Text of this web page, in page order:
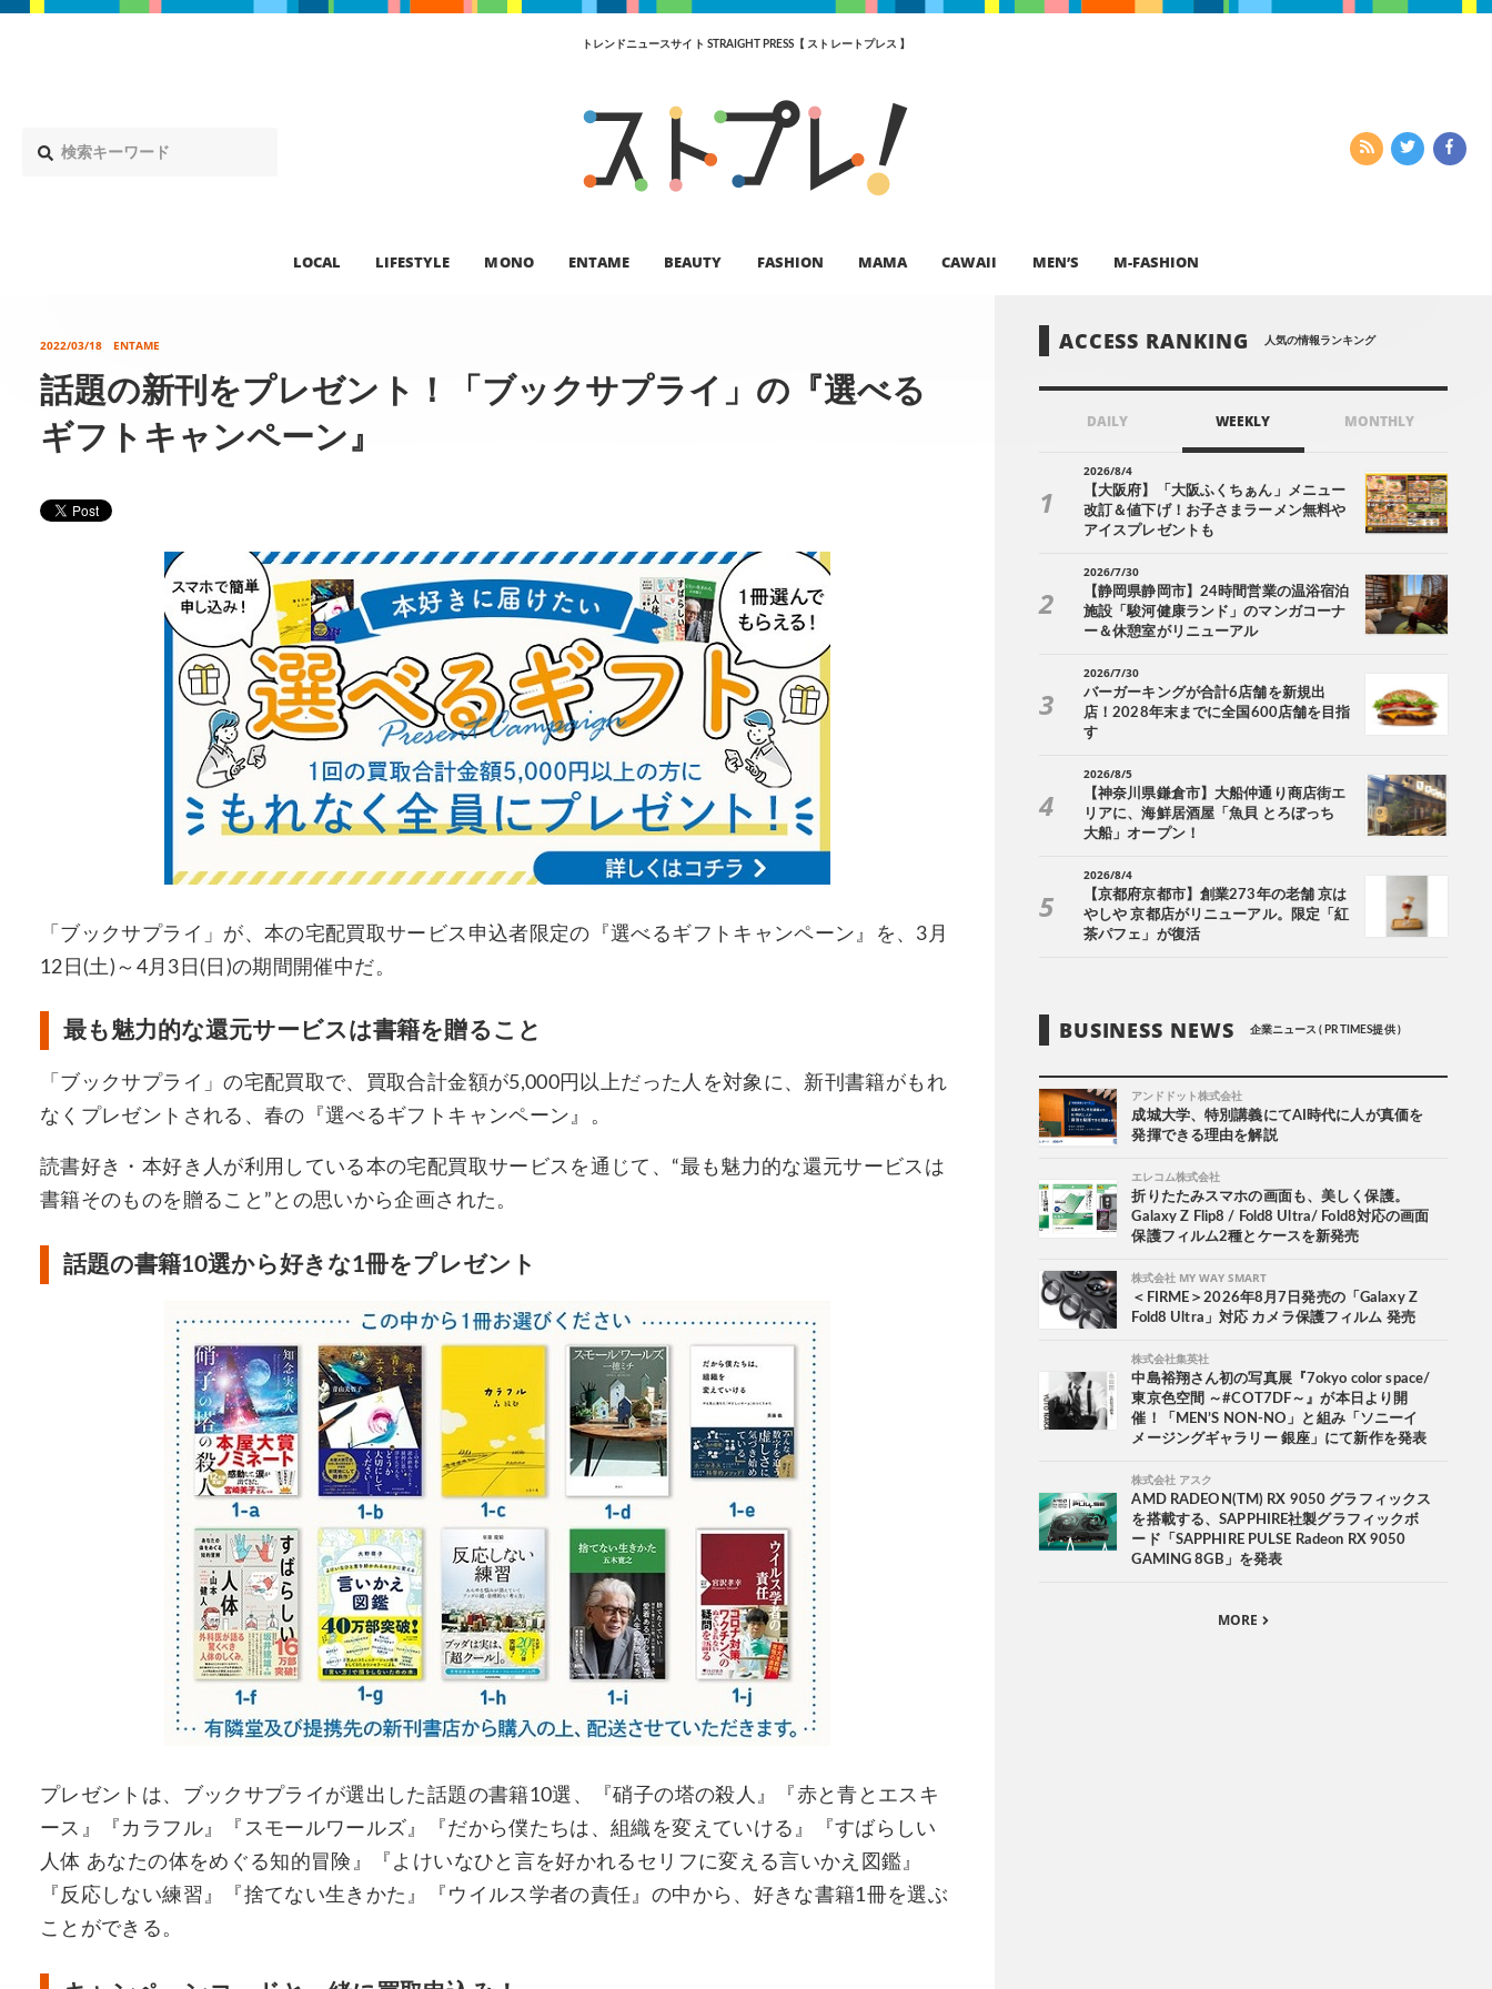
トレンドニュースサイト STRAIGHT PRESS【 ストレートプレス 】
LOCAL LIFESTYLE MONO ENTAME BEAUTY FASHION MAMA CAWAII MEN’S M-FASHION
2022/03/18 ENTAME
話題の新刊をプレゼント！「ブックサプライ」の『選べる
ギフトキャンペーン』
「ブックサプライ」が、本の宅配買取サービス申込者限定の『選べるギフトキャンペーン』を、3月
12日(土)～4月3日(日)の期間開催中だ。
最も魅力的な還元サービスは書籍を贈ること
「ブックサプライ」の宅配買取で、買取合計金額が5,000円以上だった人を対象に、新刊書籍がもれ
なくプレゼントされる、春の『選べるギフトキャンペーン』。
読書好き・本好き人が利用している本の宅配買取サービスを通じて、“最も魅力的な還元サービスは
書籍そのものを贈ること”との思いから企画された。
話題の書籍10選から好きな1冊をプレゼント
プレゼントは、ブックサプライが選出した話題の書籍10選、『硝子の塔の殺人』『赤と青とエスキ
ース』『カラフル』『スモールワールズ』『だから僕たちは、組織を変えていける』『すばらしい
人体 あなたの体をめぐる知的冒険』『よけいなひと言を好かれるセリフに変える言いかえ図鑑』
『反応しない練習』『捨てない生きかた』『ウイルス学者の責任』の中から、好きな書籍1冊を選ぶ
ことができる。
ACCESS RANKING 人気の情報ランキング
DAILY WEEKLY MONTHLY
2026/8/4
【大阪府】「大阪ふくちぁん」メニュー
改訂＆値下げ！お子さまラーメン無料や
アイスプレゼントも
2026/7/30
【静岡県静岡市】24時間営業の温浴宿泊
施設「駿河健康ランド」のマンガコーナ
ー＆休憩室がリニューアル
2026/7/30
バーガーキングが合計6店舗を新規出
店！2028年末までに全国600店舗を目指
す
2026/8/5
【神奈川県鎌倉市】大船仲通り商店街エ
リアに、海鮮居酒屋「魚貝 とろぼっち
大船」オープン！
2026/8/4
【京都府京都市】創業273年の老舗 京は
やしや 京都店がリニューアル。限定「紅
茶パフェ」が復活
BUSINESS NEWS 企業ニュース ( PR TIMES提供 )
アンドドット株式会社
成城大学、特別講義にてAI時代に人が真価を
発揮できる理由を解説
エレコム株式会社
折りたたみスマホの画面も、美しく保護。
Galaxy Z Flip8 / Fold8 Ultra/ Fold8対応の画面
保護フィルム2種とケースを新発売
株式会社 MY WAY SMART
＜FIRME＞2026年8月7日発売の「Galaxy Z
Fold8 Ultra」対応 カメラ保護フィルム 発売
株式会社集英社
中島裕翔さん初の写真展『7okyo color space/
東京色空間 ～#COT7DF～』が本日より開
催！「MEN’S NON-NO」と組み「ソニーイ
メージングギャラリー 銀座」にて新作を発表
株式会社 アスク
AMD RADEON(TM) RX 9050 グラフィックス
を搭載する、SAPPHIRE社製グラフィックボ
ード「SAPPHIRE PULSE Radeon RX 9050
GAMING 8GB」を発表
MORE